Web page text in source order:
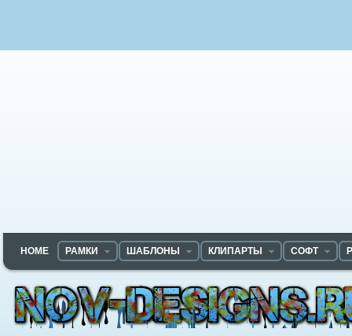
HOME РАМКИ ШАБЛОНЫ КЛИПАРТЫ СОФТ